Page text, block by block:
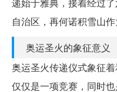
自治区，再何诺积雪山作
奥运圣火的象征意义
奥运圣火传递仪式象征
仅仅是一项竞赛，同时